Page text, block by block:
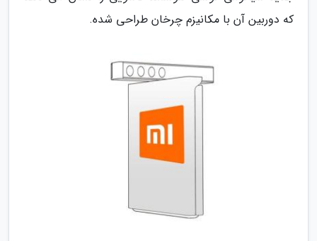
که دوربین آن با مکانیزم چرخان طراحی شده.